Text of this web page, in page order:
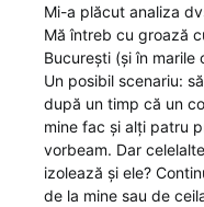
Mi-a plăcut analiza
Mă întreb cu groază
București (și în
Un posibil scenariu:
după un timp că un
mine fac și alți patru
vorbeam. Dar
izolează și ele?
de la mine sau de